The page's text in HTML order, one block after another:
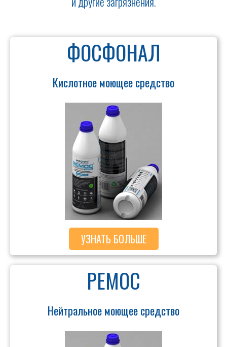
ФОСФОНАЛ
Кислотное моющее средство
УЗНАТЬ БОЛЬШЕ
РЕМОС
Нейтральное моющее средство